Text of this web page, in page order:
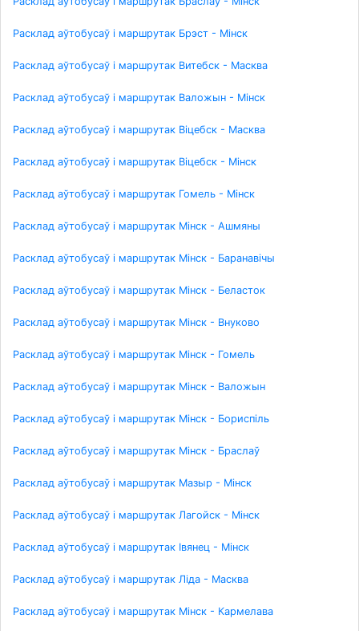
Расклад аўтобусаў і маршрутак Брэст - Мінск
Расклад аўтобусаў і маршрутак Витебск - Масква
Расклад аўтобусаў і маршрутак Валожын - Мінск
Расклад аўтобусаў і маршрутак Віцебск - Масква
Расклад аўтобусаў і маршрутак Віцебск - Мінск
Расклад аўтобусаў і маршрутак Гомель - Мінск
Расклад аўтобусаў і маршрутак Мінск - Ашмяны
Расклад аўтобусаў і маршрутак Мінск - Баранавічы
Расклад аўтобусаў і маршрутак Мінск - Беласток
Расклад аўтобусаў і маршрутак Мінск - Внуково
Расклад аўтобусаў і маршрутак Мінск - Гомель
Расклад аўтобусаў і маршрутак Мінск - Валожын
Расклад аўтобусаў і маршрутак Мінск - Бориспіль
Расклад аўтобусаў і маршрутак Мінск - Браслаў
Расклад аўтобусаў і маршрутак Мазыр - Мінск
Расклад аўтобусаў і маршрутак Лагойск - Мінск
Расклад аўтобусаў і маршрутак Івянец - Мінск
Расклад аўтобусаў і маршрутак Ліда - Масква
Расклад аўтобусаў і маршрутак Мінск - Кармелава